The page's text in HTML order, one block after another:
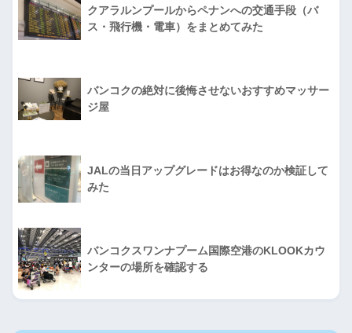
クアラルンプールからペナンへの交通手段（バ
ス・飛行機・電車）をまとめてみた
バンコクの絶対に後悔させないおすすめマッサー
ジ屋
JALの当日アップグレードはお得なのか検証して
みた
バンコクスワンナプーム国際空港のKLOOKカウ
ンターの場所を確認する